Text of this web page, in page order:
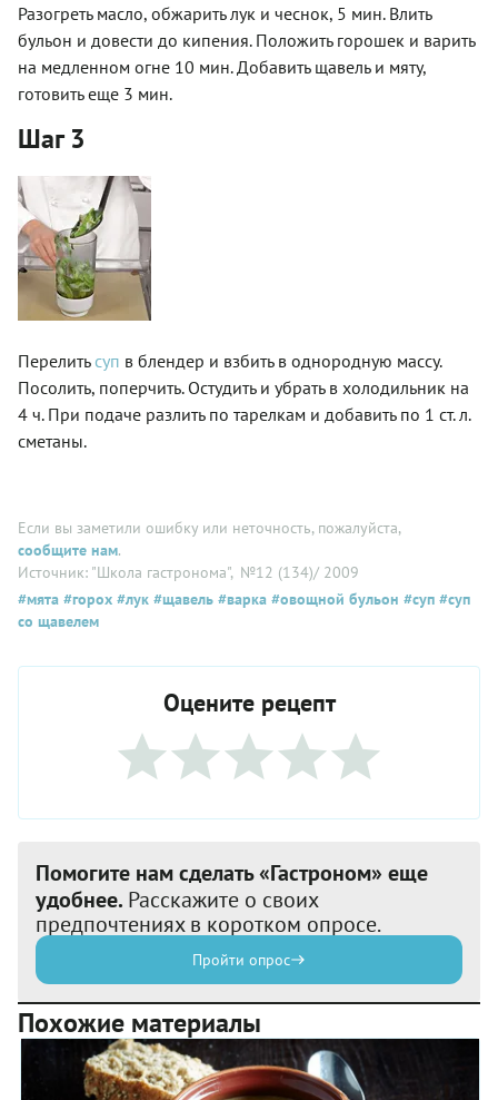
Разогреть масло, обжарить лук и чеснок, 5 мин. Влить
бульон и довести до кипения. Положить горошек и варить
на медленном огне 10 мин. Добавить щавель и мяту,
готовить еще 3 мин.
Шаг 3
Перелить суп в блендер и взбить в однородную массу.
Посолить, поперчить. Остудить и убрать в холодильник на
4 ч. При подаче разлить по тарелкам и добавить по 1 ст. л.
сметаны.
Если вы заметили ошибку или неточность, пожалуйста,
сообщите нам.
Источник: "Школа гастронома", №12 (134)/ 2009
#мята #горох #лук #щавель #варка #овощной бульон #суп #суп
со щавелем
Оцените рецепт
Помогите нам сделать «Гастроном» еще
удобнее. Расскажите о своих
предпочтениях в коротком опросе.
Пройти опрос
Похожие материалы